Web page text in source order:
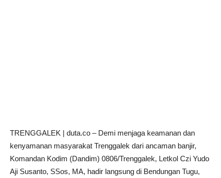
TRENGGALEK | duta.co – Demi menjaga keamanan dan
kenyamanan masyarakat Trenggalek dari ancaman banjir,
Komandan Kodim (Dandim) 0806/Trenggalek, Letkol Czi Yudo
Aji Susanto, SSos, MA, hadir langsung di Bendungan Tugu,